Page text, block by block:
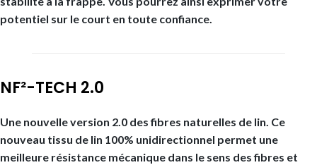
potentiel sur le court en toute confiance.
NF²-TECH 2.0
Une nouvelle version 2.0 des fibres naturelles de lin. Ce
nouveau tissu de lin 100% unidirectionnel permet une
meilleure résistance mécanique dans le sens des fibres et